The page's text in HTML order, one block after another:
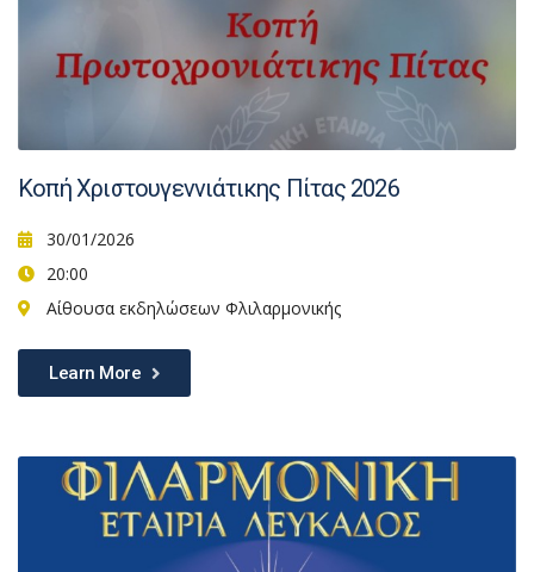
Κοπή Χριστουγεννιάτικης Πίτας 2026
30/01/2026
20:00
Αίθουσα εκδηλώσεων Φλιλαρμονικής
Learn More